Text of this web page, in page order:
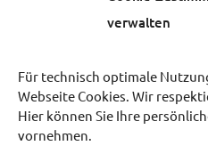
verwalten
Für technisch optimale
Webseite Cookies. Wir
Hier können Sie Ihre
vornehmen.